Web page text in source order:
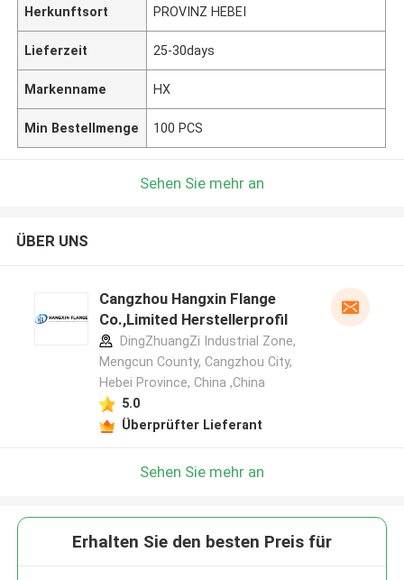
Herkunftsort PROVINZ HEBEI
Lieferzeit 25-30days
Markenname HX
Min Bestellmenge 100 PCS
Sehen Sie mehr an
ÜBER UNS
Cangzhou Hangxin Flange
Co.,Limited Herstellerprofil
DingZhuangZi Industrial Zone,
Mengcun County, Cangzhou City,
Hebei Province, China ,China
5.0
Überprüfter Lieferant
Sehen Sie mehr an
Erhalten Sie den besten Preis für